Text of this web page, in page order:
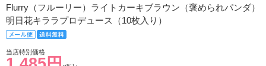
Flurry（フルーリー）ライトカーキブラウン（褒められパンダ）
明日花キララプロデュース（10枚入り）
当店特別価格